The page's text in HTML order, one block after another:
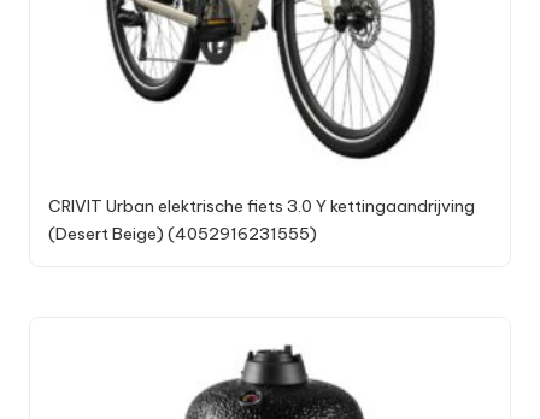
CRIVIT Urban elektrische fiets 3.0 Y kettingaandrijving
(Desert Beige) (4052916231555)